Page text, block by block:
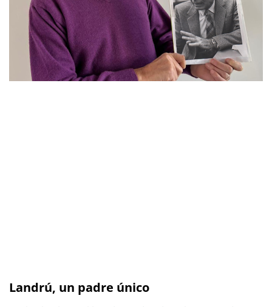
Landrú, un padre único